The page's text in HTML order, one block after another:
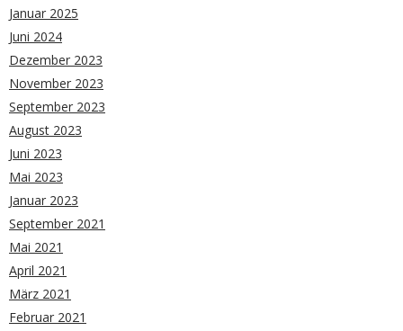
Januar 2025
Juni 2024
Dezember 2023
November 2023
September 2023
August 2023
Juni 2023
Mai 2023
Januar 2023
September 2021
Mai 2021
April 2021
März 2021
Februar 2021